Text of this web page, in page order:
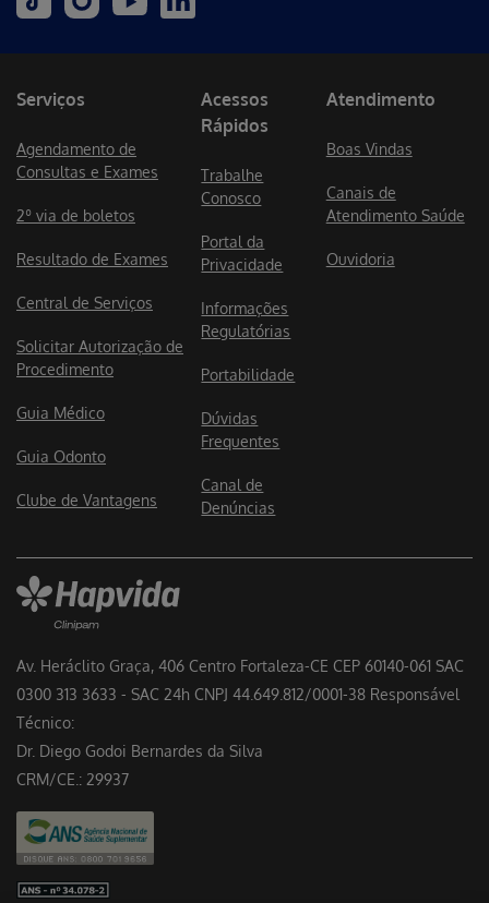
Av. Heráclito Graça, 406 Centro Fortaleza-CE CEP 60140-061 SAC
0300 313 3633 - SAC 24h CNPJ 44.649.812/0001-38 Responsável
Técnico:
Dr. Diego Godoi Bernardes da Silva
CRM/CE.: 29937
Serviços
Agendamento de
Consultas e Exames
2º via de boletos
Resultado de Exames
Central de Serviços
Solicitar Autorização de
Procedimento
Guia Médico
Guia Odonto
Clube de Vantagens
Acessos
Rápidos
Trabalhe
Conosco
Portal da
Privacidade
Informações
Regulatórias
Portabilidade
Dúvidas
Frequentes
Canal de
Denúncias
Atendimento
Boas Vindas
Canais de
Atendimento Saúde
Ouvidoria